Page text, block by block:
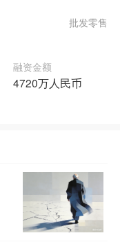
融资金额
4720万人民币
批发零售